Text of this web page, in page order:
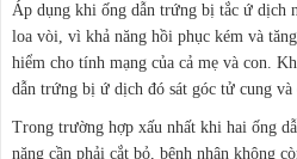
Áp dụng khi ống dẫn trứng bị tắc ứ dịch
loa vòi, vì khả năng hồi phục kém và
hiểm cho tính mạng của cả mẹ và con.
dẫn trứng bị ứ dịch đó sát góc tử cung
Trong trường hợp xấu nhất khi hai ống
nặng cần phải cắt bỏ, bệnh nhân không